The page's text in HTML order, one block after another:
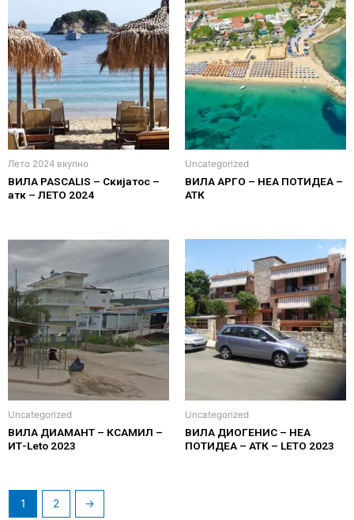
Лето 2024 вкупно
ВИЛА PASCALIS – Скијатос –
атк – ЛЕТО 2024
Uncategorized
ВИЛА АРГО – НЕА ПОТИДЕА –
АТК
Uncategorized
ВИЛА ДИАМАНТ – КСАМИЛ –
ИТ-Leto 2023
Uncategorized
ВИЛА ДИОГЕНИС – НЕА
ПОТИДЕА – АТК – LETO 2023
1 2 →